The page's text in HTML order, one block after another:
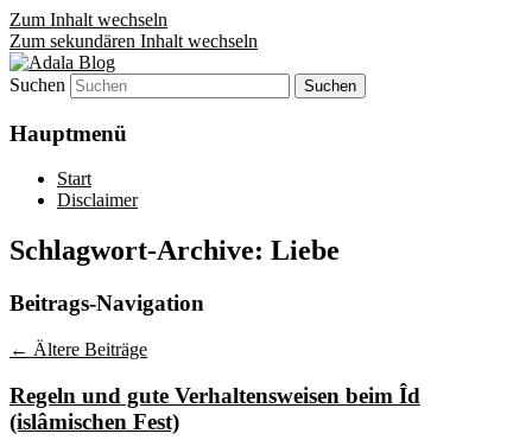
Zum Inhalt wechseln
Zum sekundären Inhalt wechseln
Adala Blog
Denn die Gerechtigkeit ist die Grundlage
von allem!
Suchen
Hauptmenü
Start
Disclaimer
Schlagwort-Archive: Liebe
Beitrags-Navigation
← Ältere Beiträge
Regeln und gute Verhaltensweisen beim Îd
(islâmischen Fest)